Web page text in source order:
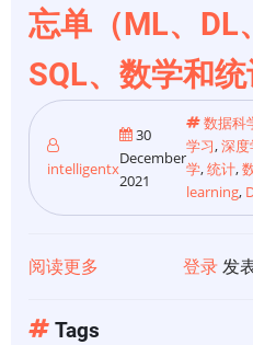
据
库
Apache
Age
绍
忘单（ML、DL
SQL、数学和统
intelligentx
30
December
2021
数据科
学习,深度
学,统计,
learning,
阅读更多 登录发
Tags